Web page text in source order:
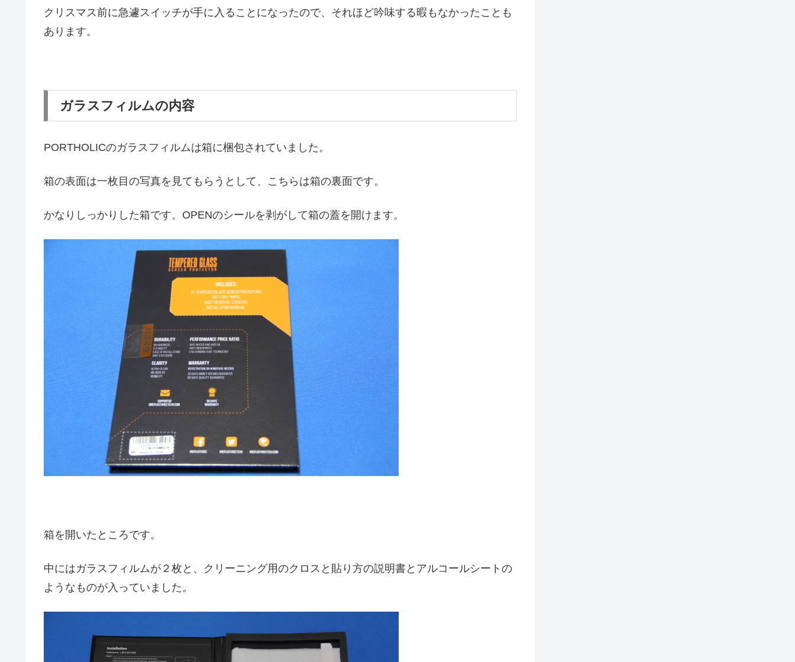
クリスマス前に急遽スイッチが手に入ることになったので、それほど吟味する暇もなかったことも
あります。
ガラスフィルムの内容
PORTHOLICのガラスフィルムは箱に梱包されていました。
箱の表面は一枚目の写真を見てもらうとして、こちらは箱の裏面です。
かなりしっかりした箱です。OPENのシールを剥がして箱の蓋を開けます。
箱を開いたところです。
中にはガラスフィルムが２枚と、クリーニング用のクロスと貼り方の説明書とアルコールシートの
ようなものが入っていました。